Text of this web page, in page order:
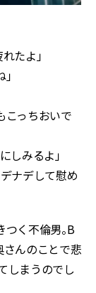
たよ」
っちおいで
しみるよ」
ナデして慰め
く不倫男。B
さんのことで悲
しまうのでし